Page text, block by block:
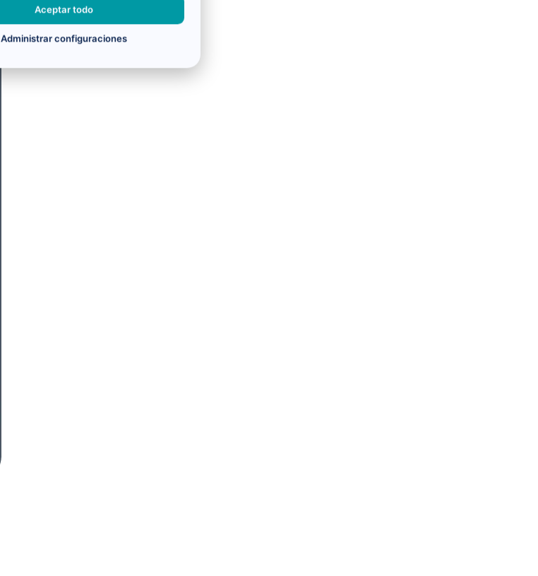
Aceptar todo
Administrar configuraciones